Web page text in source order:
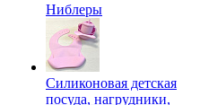
Ниблеры
Силиконовая детская
посуда, нагрудники,